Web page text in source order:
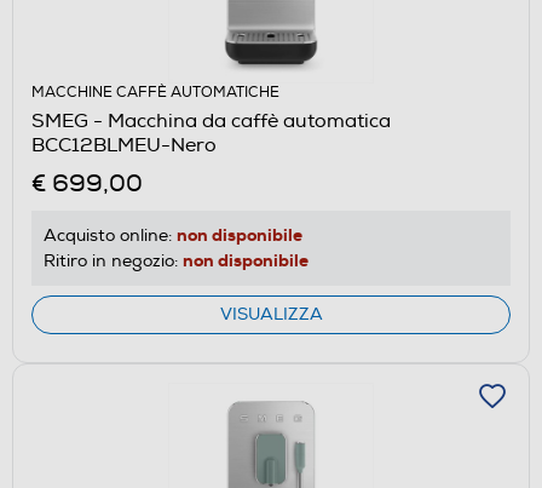
MACCHINE CAFFÈ AUTOMATICHE
SMEG - Macchina da caffè automatica
BCC12BLMEU-Nero
€ 699,00
Acquisto online: non disponibile
Ritiro in negozio: non disponibile
VISUALIZZA